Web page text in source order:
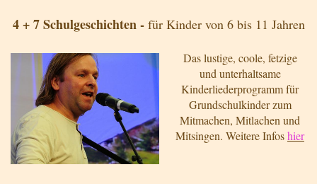
4 + 7 Schulgeschichten -für Kinder von 6 bis 11 Jahren
Das lustige, coole, fetzige
und unterhaltsame
Kinderliederprogramm für
Grundschulkinder zum
Mitmachen, Mitlachen und
Mitsingen. Weitere Infoshier